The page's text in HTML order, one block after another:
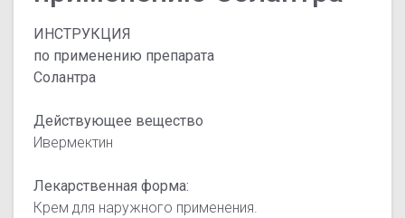
ИНСТРУКЦИЯ
по применению препарата
Солантра
Действующее вещество
Ивермектин
Лекарственная форма:
Крем для наружного применения.